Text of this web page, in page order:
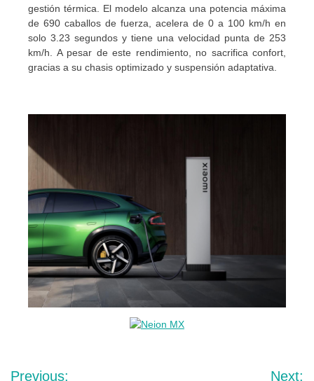
gestión térmica. El modelo alcanza una potencia máxima
de 690 caballos de fuerza, acelera de 0 a 100 km/h en
solo 3.23 segundos y tiene una velocidad punta de 253
km/h. A pesar de este rendimiento, no sacrifica confort,
gracias a su chasis optimizado y suspensión adaptativa.
Navegación
Previous: Next: